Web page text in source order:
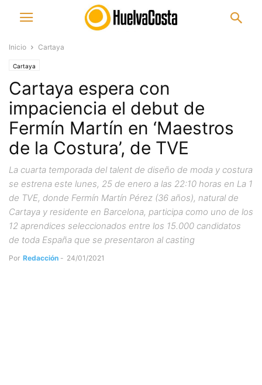
Inicio Cartaya
Cartaya
Cartaya espera con
impaciencia el debut de
Fermín Martín en ‘Maestros
de la Costura’, de TVE
La cuarta temporada del talent de diseño de moda y costura
se estrena este lunes, 25 de enero a las 22:10 horas en La 1
de TVE, donde Fermín Martín Pérez (36 años), natural de
Cartaya y residente en Barcelona, participa como uno de los
12 aprendices seleccionados entre los 15.000 candidatos
de toda España que se presentaron al casting
Por Redacción - 24/01/2021